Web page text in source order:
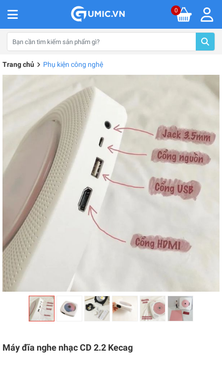
0
Trang chủ Phụ kiện công nghệ
Máy đĩa nghe nhạc CD 2.2 Kecag